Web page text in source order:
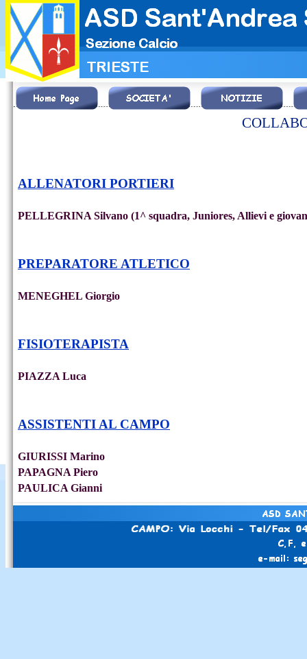
ALLENATORI PORTIERI
PELLEGRINA Silvano (1^ squadra, Juniores, Allievi e
PREPARATORE ATLETICO
MENEGHEL Giorgio
FISIOTERAPISTA
PIAZZA Luca
ASSISTENTI AL CAMPO
GIURISSI Marino
PAPAGNA Piero
PAULICA Gianni